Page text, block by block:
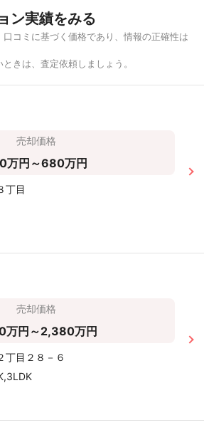
ン実績をみる
コミに基づく価格であり、情報の正確性は
きは、査定依頼しましょう。
売却価格
万円～680万円
丁目
売却価格
万円～2,380万円
丁目２８－６